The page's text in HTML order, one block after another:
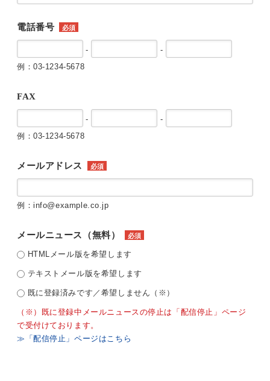
電話番号 必須
-
-
例：03-1234-5678
FAX
-
-
例：03-1234-5678
メールアドレス 必須
例：info@example.co.jp
メールニュース（無料） 必須
HTMLメール版を希望します
テキストメール版を希望します
既に登録済みです／希望しません（※）
（※）既に登録中メールニュースの停止は「配信停止」ページ
で受付けております。
≫「配信停止」ページはこちら